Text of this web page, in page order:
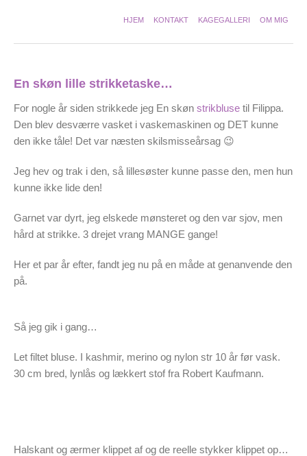
HJEM KONTAKT KAGEGALLERI OM MIG
En skøn lille strikketaske…
For nogle år siden strikkede jeg En skøn strikbluse til Filippa.
Den blev desværre vasket i vaskemaskinen og DET kunne
den ikke tåle! Det var næsten skilsmisseårsag 😉
Jeg hev og trak i den, så lillesøster kunne passe den, men hun
kunne ikke lide den!
Garnet var dyrt, jeg elskede mønsteret og den var sjov, men
hård at strikke. 3 drejet vrang MANGE gange!
Her et par år efter, fandt jeg nu på en måde at genanvende den
på.
Så jeg gik i gang…
Let filtet bluse. I kashmir, merino og nylon str 10 år før vask.
30 cm bred, lynlås og lækkert stof fra Robert Kaufmann.
Halskant og ærmer klippet af og de reelle stykker klippet op…